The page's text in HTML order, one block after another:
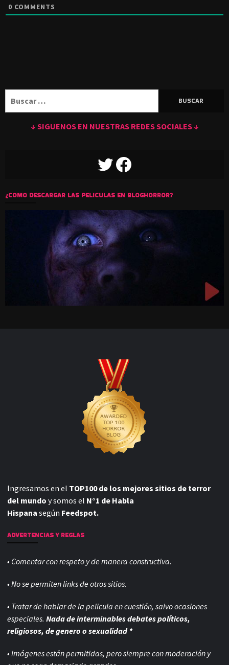
0 COMMENTS
↓ SIGUENOS EN NUESTRAS REDES SOCIALES ↓
TWITTERFACEBOOK
¿COMO DESCARGAR LAS PELICULAS EN BLOGHORROR?
Ingresamos en el TOP100 de los mejores sitios de terror
del mundo y somos el N°1 de Habla
Hispana según Feedspot.
ADVERTENCIAS Y REGLAS
• Comentar con respeto y de manera constructiva.
• No se permiten links de otros sitios.
• Tratar de hablar de la pelicula en cuestión, salvo ocasiones
especiales. Nada de interminables debates políticos,
religiosos, de genero o sexualidad *
• Imágenes están permitidas, pero siempre conmoderación y